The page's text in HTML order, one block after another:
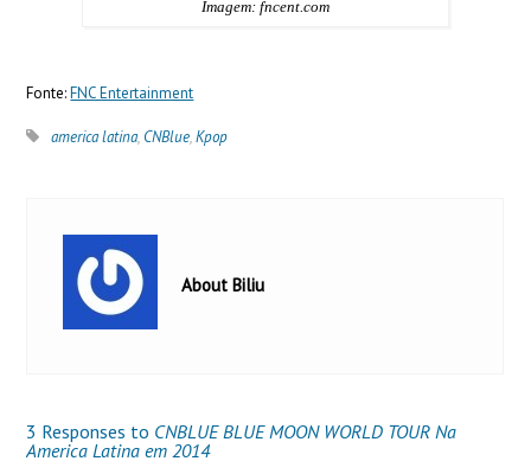
Imagem: fncent.com
Fonte:FNC Entertainment
america latina, CNBlue,Kpop
About Biliu
3 Responses to CNBLUE BLUE MOON WORLD TOUR Na
America Latina em 2014